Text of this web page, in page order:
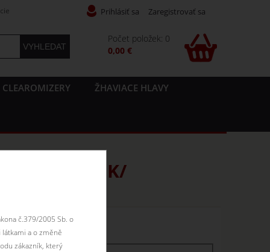
CLEAROMIZERY ŽHAVIACE HLAVY
Prihlásiť sa Zaregistrovať sa
Počet položek: 0
0,00 €
/UK/
skladom
č.379/2005 Sb. o
a o změně
zákazník, který